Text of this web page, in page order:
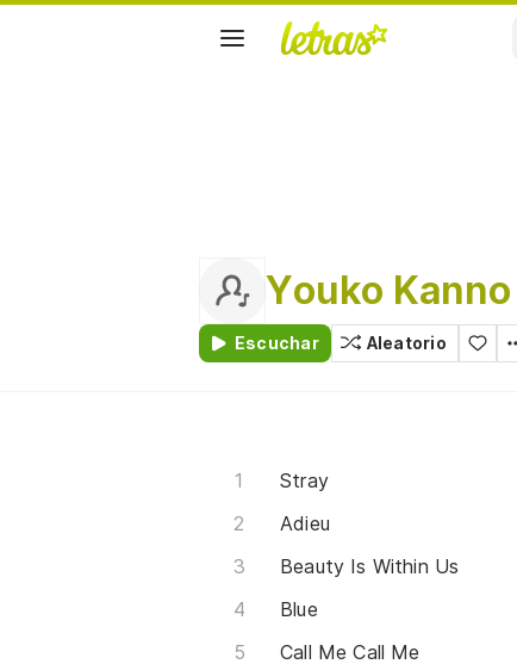
Youko Kanno
Escuchar Aleatorio
Stray
Adieu
Beauty Is Within Us
Blue
Call Me Call Me